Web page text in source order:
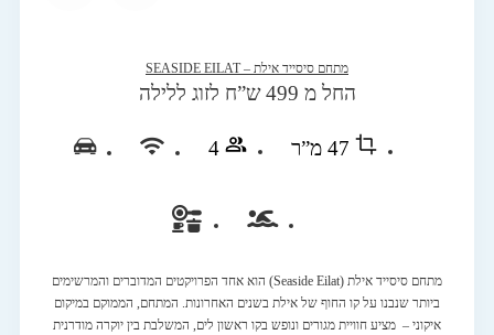
מתחם סיסייד אילת – SEASIDE EILAT
החל מ 499 ש”ח לזוג ללילה
47 מ”ר 4
מתחם סיסייד אילת (Seaside Eilat) הוא אחד הפרויקטים המדוברים והמרשימים
ביותר שנבנו על קו החוף של אילת בשנים האחרונות. המתחם, הממוקם במיקום
איקוני – מציע חוויית מגורים ונופש בקו ראשון לים, המשלבת בין יוקרה מודרנית